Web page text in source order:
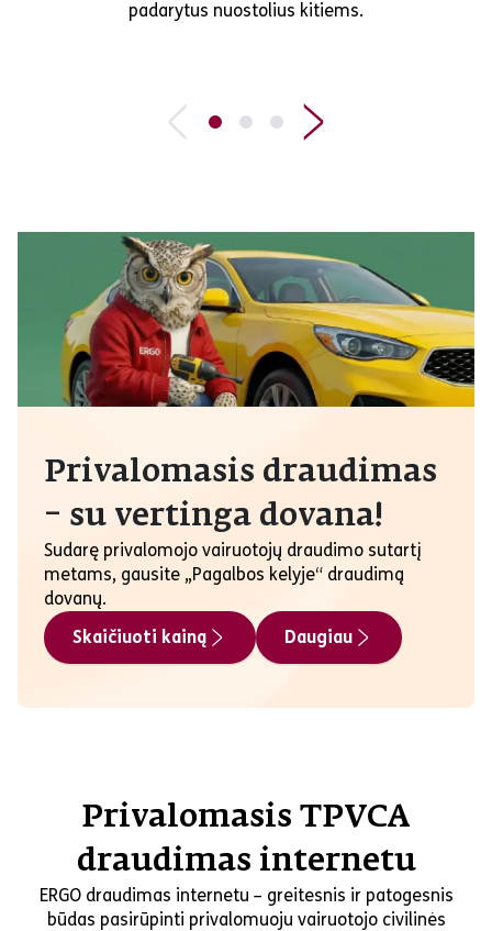
padarytus nuostolius kitiems.
Privalomasis draudimas
– su vertinga dovana!
Sudarę privalomojo vairuotojų draudimo sutartį
metams, gausite „Pagalbos kelyje“ draudimą
dovanų.
Skaičiuoti kainą
Daugiau
Privalomasis TPVCA
draudimas internetu
ERGO draudimas internetu – greitesnis ir patogesnis
būdas pasirūpinti privalomuoju vairuotojo civilinės